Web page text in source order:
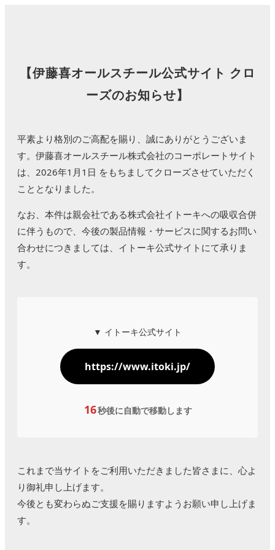
【伊藤喜オールスチール公式サイト クロ
ーズのお知らせ】
平素より格別のご高配を賜り、誠にありがとうございま
す。 伊藤喜オールスチール株式会社のコーポレートサイト
は、 2026年1月1日 をもちましてクローズさせていただく
こととなりました。
なお、本件は親会社である株式会社イトーキへの吸収合併
に伴うもので、 今後の製品情報・サービスに関するお問い
合わせにつきましては、 イトーキ公式サイトにて承りま
す。
▼ イトーキ公式サイト
https://www.itoki.jp/
16秒後に自動で移動します
これまで当サイトをご利用いただきました皆さまに、心よ
り御礼申し上げます。
今後とも変わらぬご支援を賜りますようお願い申し上げま
す。